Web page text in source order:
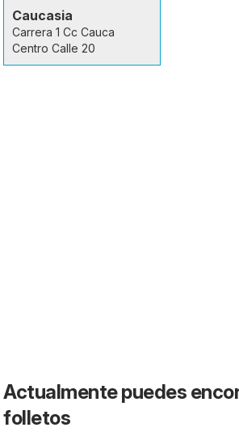
Caucasia
Carrera 1 Cc Cauca
Centro Calle 20
Actualmente puedes
folletos